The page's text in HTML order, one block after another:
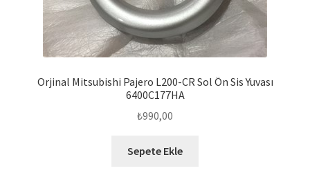
Orjinal Mitsubishi Pajero L200-CR Sol Ön Sis Yuvası
6400C177HA
₺990,00
Sepete Ekle